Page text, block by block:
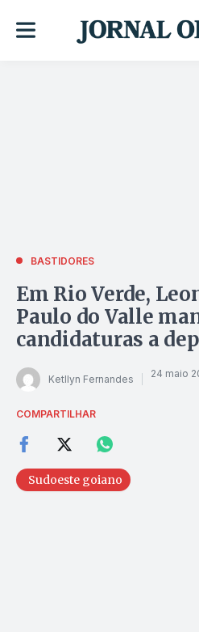
BASTIDORES
Em Rio Verde,
Paulo do Valle
candidaturas a
Ketllyn Fernandes 24 maio
COMPARTILHAR
Sudoeste goiano